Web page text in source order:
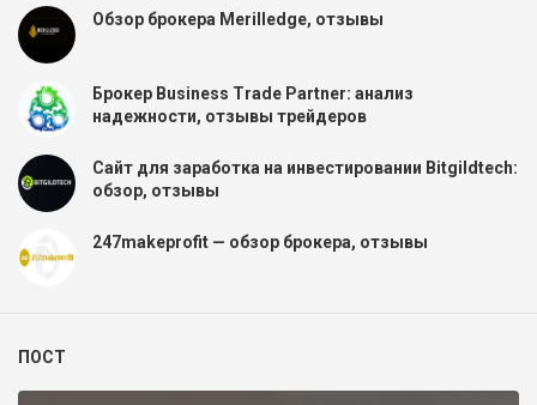
Обзор брокера Merilledge, отзывы
Брокер Business Trade Partner: анализ
надежности, отзывы трейдеров
Сайт для заработка на инвестировании Bitgildtech:
обзор, отзывы
247makeprofit — обзор брокера, отзывы
ПОСТ